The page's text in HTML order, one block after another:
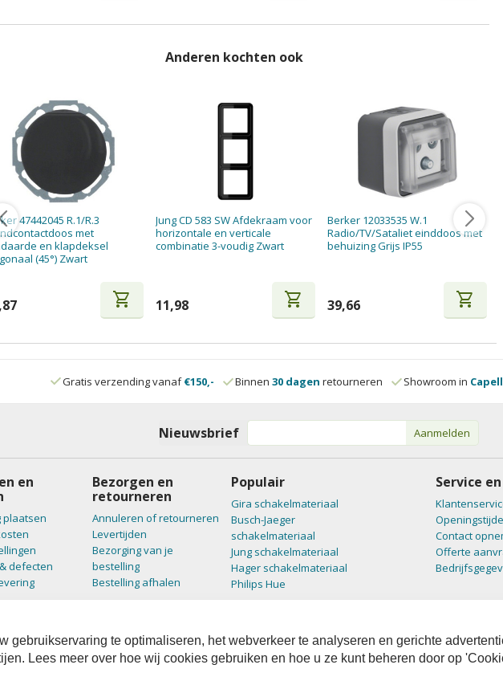
Anderen kochten ook
47442045 R.1/R.3
met
en klapdeksel
(45°) Zwart
shopping_cart
Jung CD 583 SW Afdekraam voor
horizontale en verticale
combinatie 3-voudig Zwart
11,98 shopping_cart
Berker 12033535 W.1
Radio/TV/Sataliet einddoos met
behuizing Grijs IP55
39,66 shopping_cart
Gratis verzending vanaf€150,- Binnen 30 dagen retourneren Showroom in
Nieuwsbrief Aanmelden
en
plaatsen
defecten
Bezorgen en
retourneren
Annuleren of retourneren
Levertijden
Bezorging van je
bestelling
Bestelling afhalen
Populair
Gira schakelmateriaal
Busch-Jaeger
schakelmateriaal
Jung schakelmateriaal
Hager schakelmateriaal
Philips Hue
Service
Contact
Offerte
gebruikservaring te optimaliseren, het webverkeer te analyseren en gerichte
Lees meer over hoe wij cookies gebruiken en hoe u ze kunt beheren door op